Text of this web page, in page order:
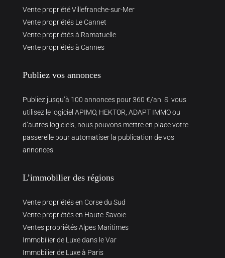
Vente propriété Villefranche-sur-Mer
Vente propriétés Le Cannet
Vente propriétés à Ramatuelle
Vente propriétés à Cannes
Publiez vos annonces
Publiez jusqu’à 100 annonces pour 360 €/an. Si vous
utilisez le logiciel APIMO, HEKTOR, ADAPT IMMO ou
d’autres logiciels, nous pouvons mettre en place votre
passerelle pour automatiser la publication de vos
annonces.
L’immobilier des régions
Vente propriétés en Corse du Sud
Vente propriétés en Haute-Savoie
Ventes propriétés Alpes Maritimes
Immobilier de Luxe dans le Var
Immobilier de Luxe à Paris